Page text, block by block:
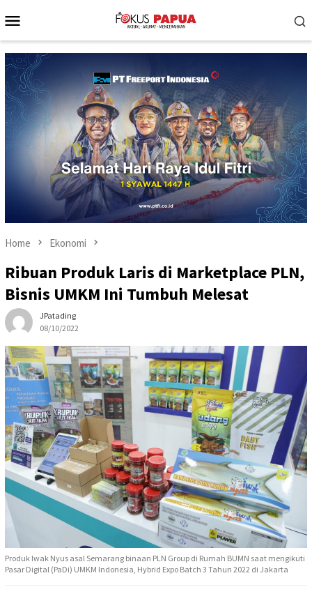
to
Menu
Home Ekonomi
Ribuan Produk Laris di Marketplace PLN,
Bisnis UMKM Ini Tumbuh Melesat
JPatading
08/10/2022
Produk Iwak Nyus asal Semarang binaan PLN Group di Rumah BUMN saat mengikuti
Pasar Digital (PaDi) UMKM Indonesia, Hybrid Expo Batch 3 Tahun 2022 di Jakarta